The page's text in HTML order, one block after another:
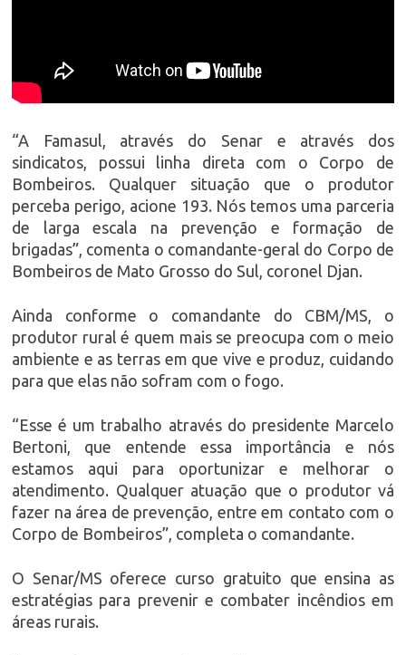
“A Famasul, através do Senar e através dos
sindicatos, possui linha direta com o Corpo de
Bombeiros. Qualquer situação que o produtor
perceba perigo, acione 193. Nós temos uma parceria
de larga escala na prevenção e formação de
brigadas”, comenta o comandante-geral do Corpo de
Bombeiros de Mato Grosso do Sul, coronel Djan.
Ainda conforme o comandante do CBM/MS, o
produtor rural é quem mais se preocupa com o meio
ambiente e as terras em que vive e produz, cuidando
para que elas não sofram com o fogo.
“Esse é um trabalho através do presidente Marcelo
Bertoni, que entende essa importância e nós
estamos aqui para oportunizar e melhorar o
atendimento. Qualquer atuação que o produtor vá
fazer na área de prevenção, entre em contato com o
Corpo de Bombeiros”, completa o comandante.
O Senar/MS oferece curso gratuito que ensina as
estratégias para prevenir e combater incêndios em
áreas rurais.